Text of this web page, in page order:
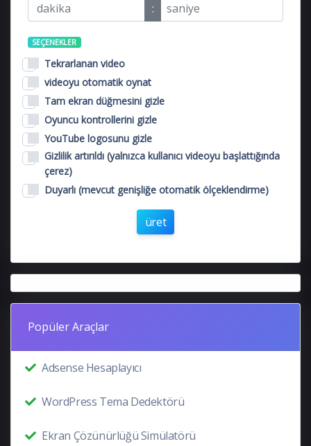
:
SEÇENEKLER
Tekrarlanan video
videoyu otomatik oynat
Tam ekran düğmesini gizle
Oyuncu kontrollerini gizle
YouTube logosunu gizle
Gizlilik artırıldı (yalnızca kullanıcı videoyu başlattığında
çerez)
Duyarlı (mevcut genişliğe otomatik ölçeklendirme)
üret
Popüler Araçlar
Adsense Hesaplayıcı
WordPress Tema Dedektörü
Ekran Çözünürlüğü Simülatörü